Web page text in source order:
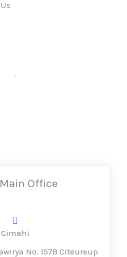
Main Office
Cimahi
No. 157B Citeureup